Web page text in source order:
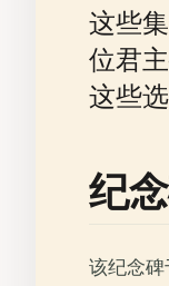
这些
位君
这些
纪
该纪念